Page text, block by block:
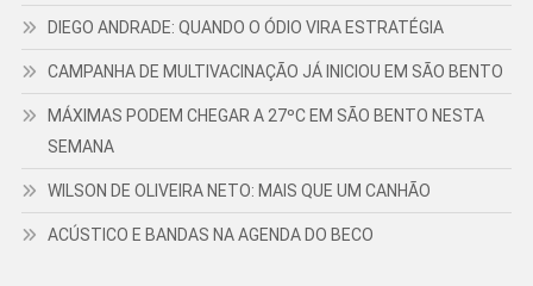
DIEGO ANDRADE: QUANDO O ÓDIO VIRA ESTRATÉGIA
CAMPANHA DE MULTIVACINAÇÃO JÁ INICIOU EM SÃO BENTO
MÁXIMAS PODEM CHEGAR A 27ºC EM SÃO BENTO NESTA
SEMANA
WILSON DE OLIVEIRA NETO: MAIS QUE UM CANHÃO
ACÚSTICO E BANDAS NA AGENDA DO BECO